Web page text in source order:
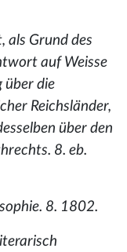
als Grund des
auf Weisse
über die
Reichsländer,
über den
8. eb.
8. 1802.